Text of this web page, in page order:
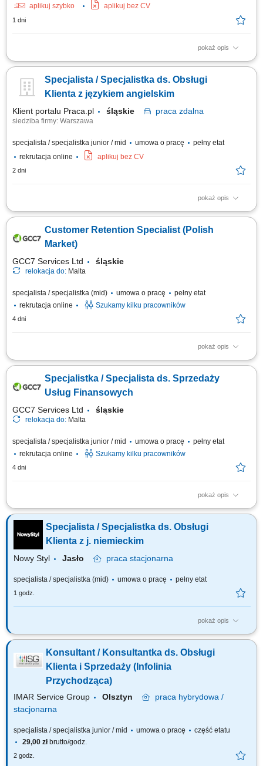
aplikuj szybko
aplikuj bez CV
1 dni
pokaż opis
What we do We are dedicated to helping the world's leading companies
digital. Cognizant Poland offices are located in Gdańsk, Wrocław, and
Kraków. With the capacity to support various clients, we offer a world of...
Specjalista / Specjalistka ds. Obsługi
Klienta z językiem angielskim
Klient portalu Praca.pl śląskie praca zdalna
siedziba firmy: Warszawa
specjalista / specjalistka junior / mid umowa o pracę
pełny etat
rekrutacja online
aplikuj bez CV
2 dni
pokaż opis
zapewnianie profesjonalnej obsługi klienta w języku angielskim
użytkowników; odpowiadanie na pytania klientów i pomoc w
rozwiązywaniu bieżących problemów; diagnozowanie podstawowych
Customer Retention Specialist (Polish
Market)
GCC7 Services Ltd śląskie
relokacja do: Malta
specjalista / specjalistka (mid) umowa o pracę
pełny etat
rekrutacja online
Szukamy kilku pracowników
4 dni
pokaż opis
Twoje zadania: Prowadzenie rozmów telefonicznych z klientami
edukacją finansową. Budowanie trwałych relacji z klientami i rozwijanie
współpracy z partnerami biznesowymi. Realizacja planów
Specjalistka / Specjalista ds. Sprzedaży
Usług Finansowych
GCC7 Services Ltd śląskie
relokacja do: Malta
specjalista / specjalistka junior / mid umowa o pracę
pełny etat
rekrutacja online
Szukamy kilku pracowników
4 dni
pokaż opis
Zakres obowiązków: Telefoniczny kontakt z klientami zainteresowanymi
produktami firmy. Sprzedaż usług finansowych oraz szkoleń z zakresu
edukacji finansowej. Pozyskiwanie nowych klientów oraz rozwijanie
relacji z obecnymi. Współpraca z kluczowymi partnerami biznesowymi.
Praca nad realizacją...
Specjalista / Specjalistka ds. Obsługi
Klienta z j. niemieckim
Nowy Styl Jasło praca stacjonarna
specjalista / specjalistka (mid) umowa o pracę pełny etat
1 godz.
pokaż opis
Twój zakres obowiązków: stała współpraca z klientem przygotowywanie
zamówień w systemie IFS oraz kontrola przebiegu ich realizacji
wyjaśnianie reklamacji
Konsultant / Konsultantka ds. Obsługi
Klienta i Sprzedaży (Infolinia
Przychodząca)
IMAR Service Group Olsztyn praca hybrydowa /
stacjonarna
specjalista / specjalistka junior / mid umowa o pracę
część etatu
29,00 złbrutto/godz.
2 godz.